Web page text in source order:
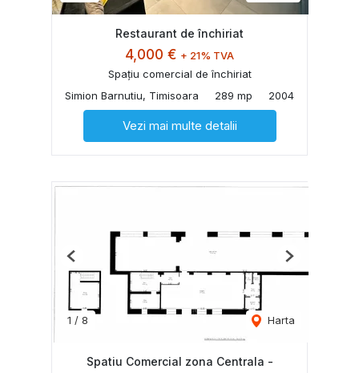
Restaurant de închiriat
4,000 € + 21% TVA
Spațiu comercial de închiriat
Simion Barnutiu, Timisoara
289 mp 2004
Vezi mai multe detalii
1 / 8 Harta
Previous Next
Spatiu Comercial zona Centrala -